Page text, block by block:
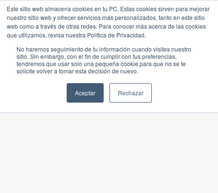
Este sitio web almacena cookies en tu PC. Estas cookies sirven para mejorar
nuestro sitio web y ofrecer servicios más personalizados, tanto en este sitio
web como a través de otras redes. Para conocer más acerca de las cookies
que utilizamos, revisa nuestra Política de Privacidad.
No haremos seguimiento de tu información cuando visites nuestro
sitio. Sin embargo, con el fin de cumplir con tus preferencias,
tendremos que usar solo una pequeña cookie para que no se te
solicite volver a tomar esta decisión de nuevo.
Aceptar Rechazar